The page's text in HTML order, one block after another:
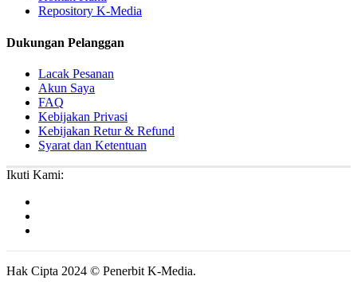
Repository K-Media
Dukungan Pelanggan
Lacak Pesanan
Akun Saya
FAQ
Kebijakan Privasi
Kebijakan Retur & Refund
Syarat dan Ketentuan
Ikuti Kami:
Hak Cipta 2024 © Penerbit K-Media.